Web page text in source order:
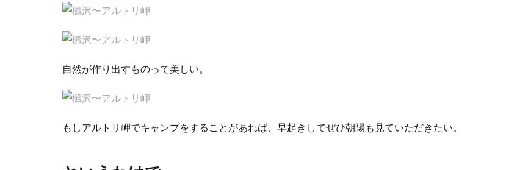
自然が作り出すものって美しい。
もしアルトリ岬でキャンプをすることがあれば、早起きしてぜひ朝陽も見ていただきたい。